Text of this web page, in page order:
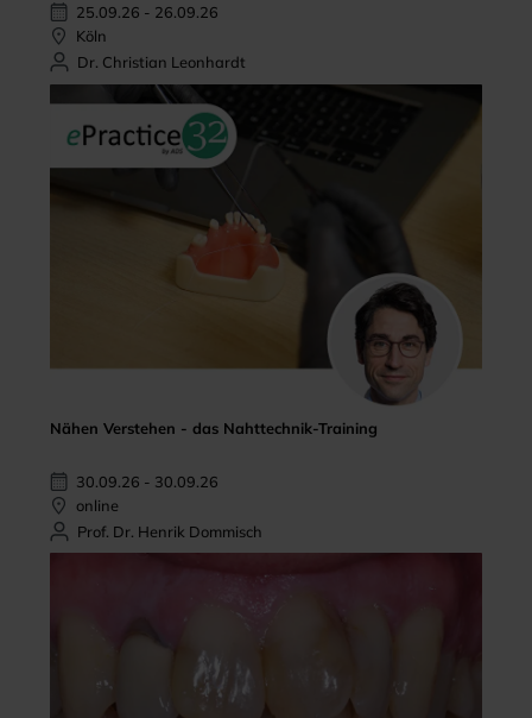
25.09.26 - 26.09.26
Köln
Dr. Christian Leonhardt
Nähen Verstehen - das Nahttechnik-Training
30.09.26 - 30.09.26
online
Prof. Dr. Henrik Dommisch